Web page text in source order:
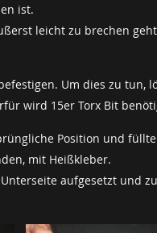
ist.
leicht zu brechen
Um dies zu tun,
wird 15er Torx Bit
Position und
mit Heißkleber.
aufgesetzt und